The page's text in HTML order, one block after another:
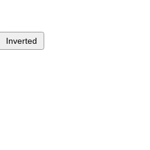
Inverted